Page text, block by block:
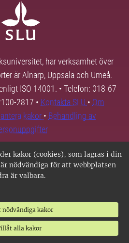
kakor (cookies), som lagras i din
nödvändiga för att webbplatsen
är valbara.
kakor
alla kakor
har verksamhet över
är Alnarp, Uppsala och Umeå.
ISO 14001. • Telefon: 018-67
2817 • Kontakta SLU • Om
kakor • Behandling av